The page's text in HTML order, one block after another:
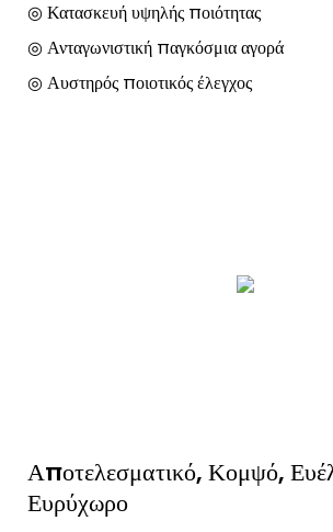
◎ Κατασκευή υψηλής ποιότητας
◎ Ανταγωνιστική παγκόσμια αγορά
◎ Αυστηρός ποιοτικός έλεγχος
Αποτελεσματικό, Κομψό,
Ευρύχωρο